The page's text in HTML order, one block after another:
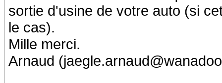
sortie d'usine de votre auto (si
le cas).
Mille merci.
Arnaud